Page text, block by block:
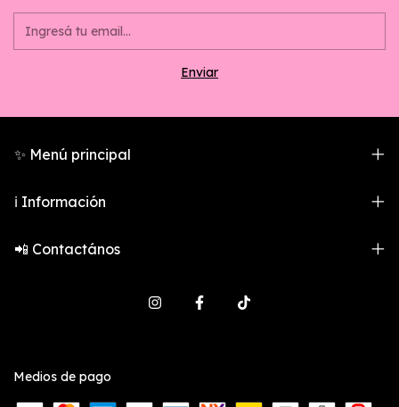
✨ Menú principal
ℹ️ Información
📲 Contactános
Medios de pago